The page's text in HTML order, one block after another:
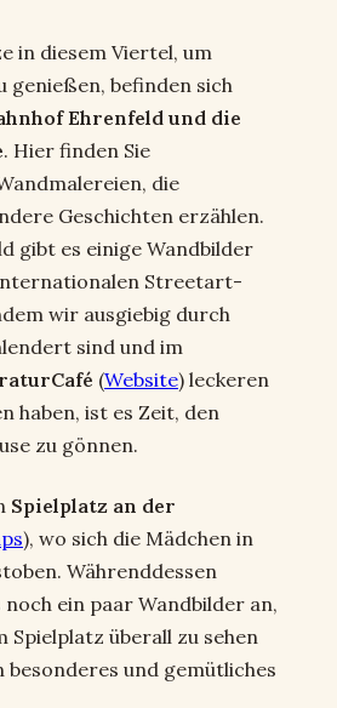
in diesem Viertel, um
genießen, befinden sich
Ehrenfeld und die
. Hier finden Sie
die
Geschichten erzählen.
gibt es einige Wandbilder
Streetart-
wir ausgiebig durch
sind und im
(Website) leckeren
haben, ist es Zeit, den
zu gönnen.
Spielplatz an der
), wo sich die Mädchen in
Währenddessen
noch ein paar Wandbilder an,
Spielplatz überall zu sehen
besonderes und gemütliches